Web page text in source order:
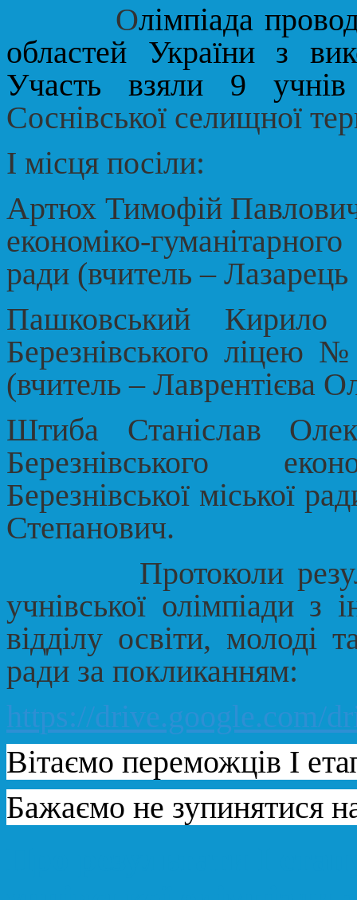
Олімпіада
областей України з
Участь взяли 9
Соснівської селищної
І місця посіли:
Артюх Тимофій
економіко-
ради (вчитель –
Пашковський
Березнівського ліцею
(вчитель – Лаврентієва
Штиба Станіслав
Березнівського
Березнівської міської
Степанович.
Протоколи
учнівської олімпіади з
відділу освіти, молоді
ради за покликанням:
https://drive.google.com/
Вітаємо переможців І
Бажаємо не зупинятися